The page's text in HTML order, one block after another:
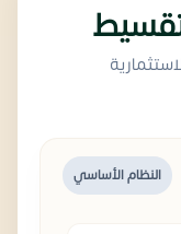
النظام الأساسي